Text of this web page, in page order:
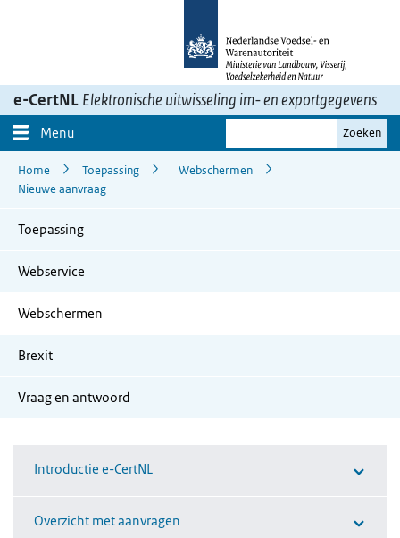
e-CertNL Elektronische uitwisseling im- en exportgegevens
Menu
zoekterm
Zoeken
Home Toepassing
Webschermen
Nieuwe aanvraag
Toepassing
Webservice
Webschermen
Brexit
Vraag en antwoord
Introductie e-CertNL
Overzicht met aanvragen